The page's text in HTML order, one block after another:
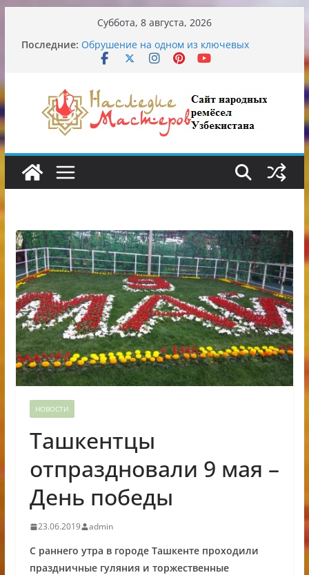
содержимому
Суббота, 8 августа, 2026
Последние:
От знахарей до университетских клиник
Обрушение на одном из ключевых
перекрёстков Ташкента: перекрыт
символика и происхождение
Аэропорт Ташкента переедет после 2030
года
Опасная диета Алины Загитовой
НОВОСТИ
Ташкентцы
отпраздновали 9 мая –
День победы
23.06.2019 admin
С раннего утра в городе Ташкенте проходили
праздничные гуляния и торжественные